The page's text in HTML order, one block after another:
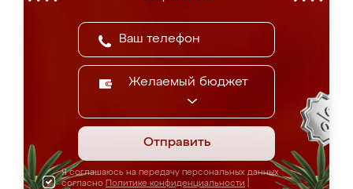
Желаемый бюджет
Отправить
Я соглашаюсь на передачу персональных данных
согласно Политике конфиденциальности